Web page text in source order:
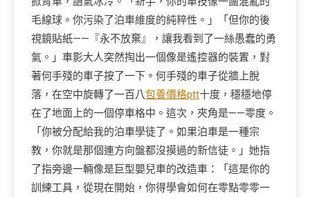
毛線球。你污染了泊車維度的純粹性。」「但你的後
視鏡貼紙——『永不放棄』，讓我看到了一絲愚蠢的勇
氣。」車影大人突然掏出一個像是遙控器的裝置，對
著何手殘的車子按了一下。何手殘的車子從牆上脫
落，在空中旋轉了一百八包養價格ptt十度，穩穩地停
在了地面上的一個停車格中。這次，夾角是——零度。
「你被分配給我的泊車學徒了。如果泊車是一種宗
教，你就是那個連方向盤都沒摸過的新信徒。」她指
了指旁邊一輛像是巨型嬰兒車的改造車：「這是你的
訓練工具，從現在開始，你得學會如何在零點零零一